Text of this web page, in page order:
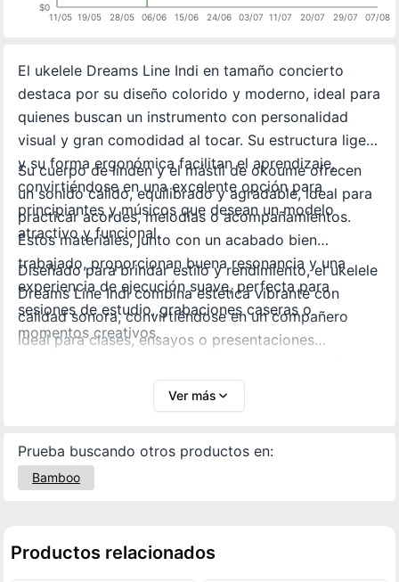
11/05 19/05 28/05 06/06 15/06 24/06 03/07 11/07 20/07 29/07 07/08
$0
El ukelele Dreams Line Indi en tamaño concierto
destaca por su diseño colorido y moderno, ideal para
quienes buscan un instrumento con personalidad
visual y gran comodidad al tocar. Su estructura ligera
y su forma ergonómica facilitan el aprendizaje,
convirtiéndose en una excelente opción para
principiantes y músicos que desean un modelo
atractivo y funcional.
Su cuerpo de linden y el mástil de okoume ofrecen
un sonido cálido, equilibrado y agradable, ideal para
practicar acordes, melodías o acompañamientos.
Estos materiales, junto con un acabado bien
trabajado, proporcionan buena resonancia y una
experiencia de ejecución suave, perfecta para
sesiones de estudio, grabaciones caseras o
momentos creativos.
Diseñado para brindar estilo y rendimiento, el ukelele
Dreams Line Indi combina estética vibrante con
calidad sonora, convirtiéndose en un compañero
ideal para clases, ensayos o presentaciones
resistente y su sonido amigable lo hacen un
instrumento motivador y versátil para cualquier
Ver más
Prueba buscando otros productos en:
Bamboo
Productos relacionados